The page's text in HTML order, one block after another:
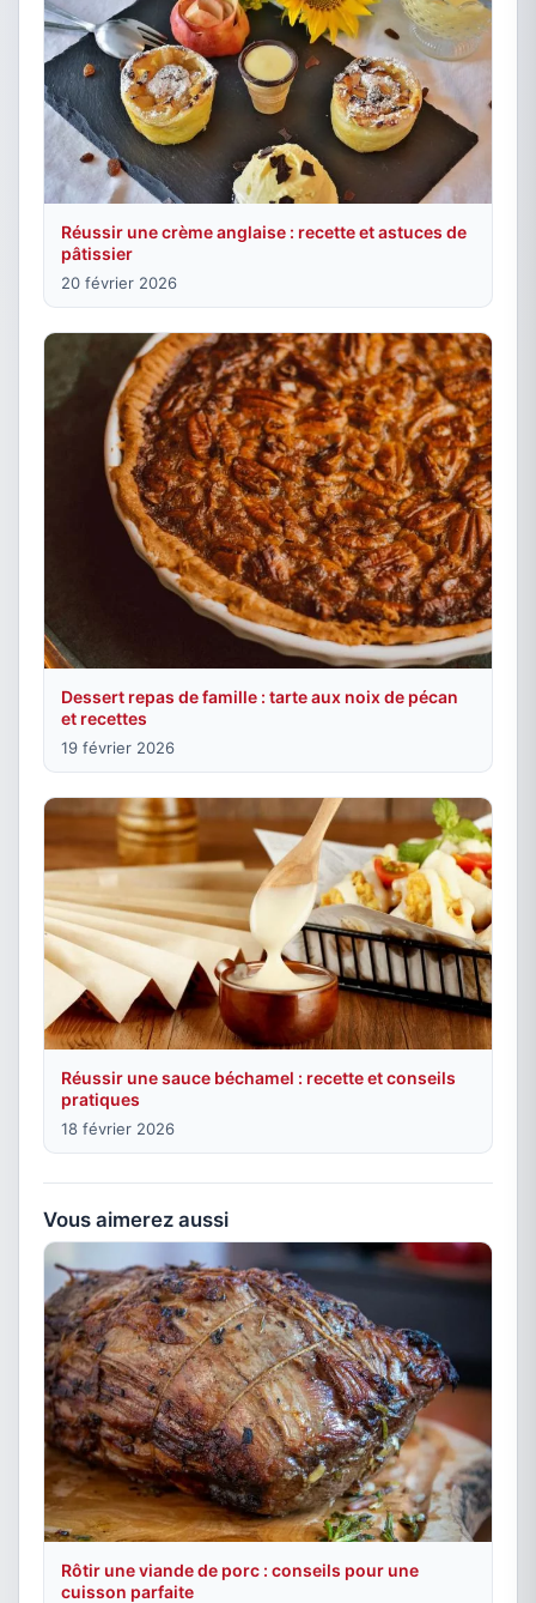
Réussir une crème anglaise : recette et astuces de
pâtissier
20 février 2026
Dessert repas de famille : tarte aux noix de pécan
et recettes
19 février 2026
Réussir une sauce béchamel : recette et conseils
pratiques
18 février 2026
Vous aimerez aussi
Rôtir une viande de porc : conseils pour une
cuisson parfaite